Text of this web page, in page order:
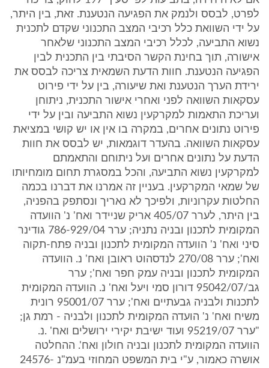
לפרט, לבסס ולנמק את הפגיעה הנטענת. זאת, בין היתר,
על ידי השוואת כלל רכיבי המצב התכנוני שקדם לתכנית
נשוא התביעה, לכלל רכיבי המצב התכנוני שלאחר
אישורה, תוך בחינת הקשר הסיבתי בין התכנית לבין
הפגיעה הנטענת. חוות הדעת השמאית צריכה לבסס את
ירידת הערך הנטענת ואת שיעורה, בין על ידי פירוט
עסקאות השוואה לפני ואחרי אישור התכנית, ניתוחן
ועריכת התאמות למקרקעין נשוא התביעה ובין על ידי
פירוט נתונים אחרים, במקרה בו אין או יש קושי במציאת
עסקאות השוואה. בהעדר דוגמאות, יש לבסס את חוות
הדעת על נתונים אחרים ועל ניתוחם והתאמתם
למקרקעין נשוא התביעה, והכל במסגרת תחום מומחיותו
של שמאי המקרקעין. בעניין זה אמרנו את דברנו בכמה
החלטות עקרוניות, ולפיכך לא נאריך ונסתפק בהפניה,
בין היתר, לערר 405/07 אריק שניידר ואח' נ' הוועדה
המקומית לתכנון ובניה נתניה; ערר 786-929/04 גודינר
סיני ואח' נ' הוועדה המקומית לתכנון ובניה פתח-תקוה
ואח'; ערר 270/08 לנדסהוט ראובן ואח' נ. הוועדה
המקומית לתכנון ובניה עמק חפר ואח'; ערר
גב/95042/07 דורון סמי ויעל ואח' נ. הוועדה המקומית
לתכנות ולבניה גבעתיים ואח'; ערר 95001/07 רונית
משיח ואח' נ' הועדה המקומית לתכנון ולבניה - רמת גן;
"ערר 95219/07 ועוד ישיבת יקירי ירושלים ואח' .נ.
הוועדה המקומית לתכנון ובניה חולון ואח'. ההחלטה
אושרה כאמור, ע"י בית המשפט המחוזי בעמ"נ 24576-